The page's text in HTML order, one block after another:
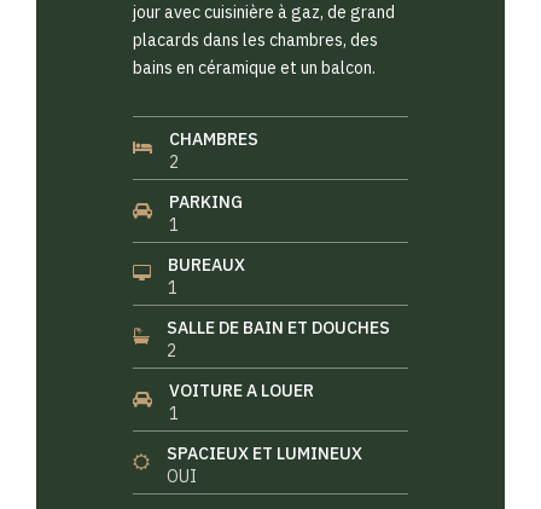
jour avec cuisinière à gaz, de grand
placards dans les chambres, des
bains en céramique et un balcon.
CHAMBRES
2
PARKING
1
BUREAUX
1
SALLE DE BAIN ET DOUCHES
2
VOITURE A LOUER
1
SPACIEUX ET LUMINEUX
OUI